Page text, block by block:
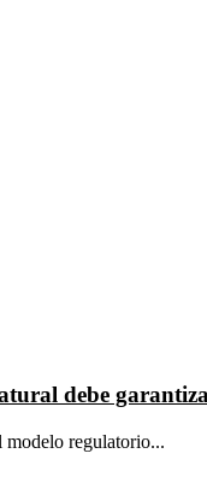
debe
modelo regulatorio...